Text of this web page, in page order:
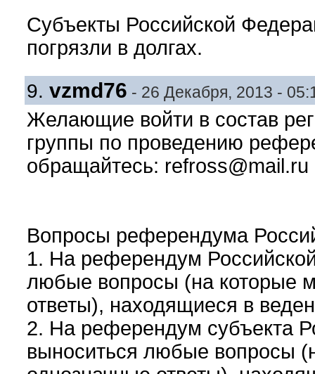
Субъекты Российской
погрязли в долгах.
9. vzmd76 - 26 Декабря, 2013 -
Желающие войти в состав
группы по проведению
обращайтесь: refross@mail.ru
Вопросы референдума
1. На референдум
любые вопросы (на которые
ответы), находящиеся в
2. На референдум субъекта
выноситься любые вопросы